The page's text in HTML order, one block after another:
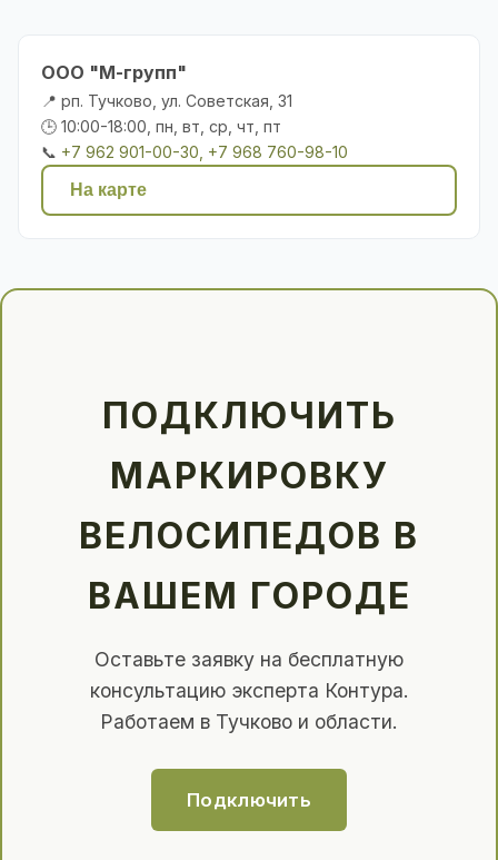
ООО "М-групп"
📍 рп. Тучково, ул. Советская, 31
🕒 10:00-18:00, пн, вт, ср, чт, пт
📞 +7 962 901-00-30, +7 968 760-98-10
На карте
ПОДКЛЮЧИТЬ
МАРКИРОВКУ
ВЕЛОСИПЕДОВ В
ВАШЕМ ГОРОДЕ
Оставьте заявку на бесплатную
консультацию эксперта Контура.
Работаем в Тучково и области.
Подключить